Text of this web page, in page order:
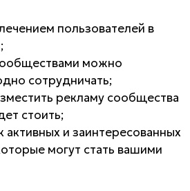
пользователей в
можно
сотрудничать;
рекламу сообщества
стоить;
активных и заинтересованных
могут стать вашими